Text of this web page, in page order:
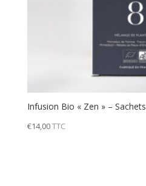
Infusion Bio « Zen » – Sachets
€14,00TTC